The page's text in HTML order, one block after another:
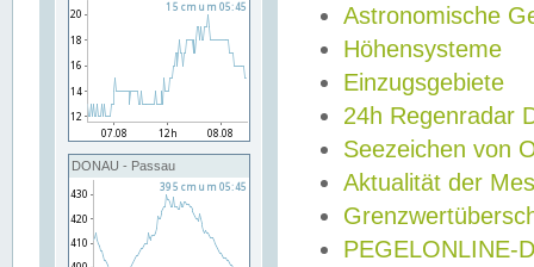
DONAU - Passau
Astronomische
Höhensysteme
Einzugsgebiete
24h Regenradar
Seezeichen von
Aktualität der
PEGELONLINE-